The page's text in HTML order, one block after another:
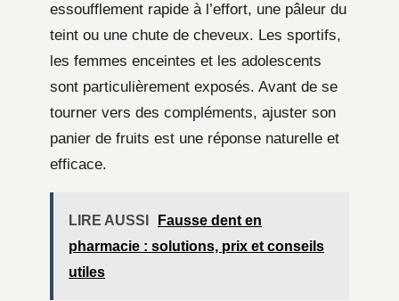
essoufflement rapide à l’effort, une pâleur du
teint ou une chute de cheveux. Les sportifs,
les femmes enceintes et les adolescents
sont particulièrement exposés. Avant de se
tourner vers des compléments, ajuster son
panier de fruits est une réponse naturelle et
efficace.
LIRE AUSSI
Fausse dent en
pharmacie : solutions, prix et conseils
utiles